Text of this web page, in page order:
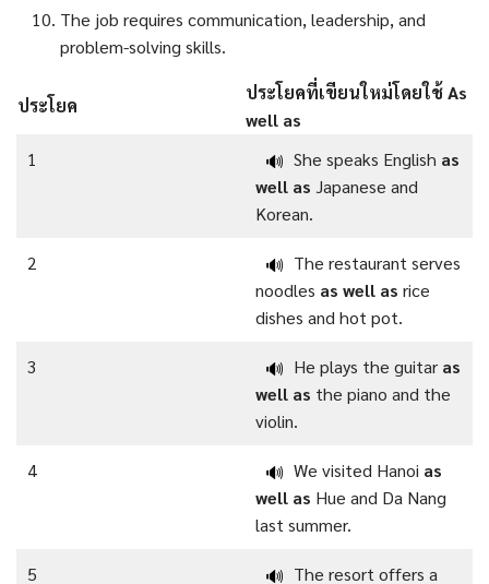
The job requires communication, leadership, and
problem-solving skills.
ประโยค
ประโยคที่เขียนใหม่โดยใช้ As
well as
1
🔊 She speaks English as
well as Japanese and
Korean.
2 🔊 The restaurant serves
noodles as well as rice
dishes and hot pot.
3 🔊 He plays the guitar as
well as the piano and the
violin.
4 🔊 We visited Hanoi as
well as Hue and Da Nang
last summer.
5 🔊 The resort offers a